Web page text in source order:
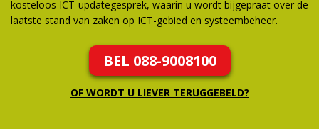
kosteloos ICT-updategesprek, waarin u wordt bijgepraat over de
laatste stand van zaken op ICT-gebied en systeembeheer.
BEL 088-9008100
OF WORDT U LIEVER TERUGGEBELD?